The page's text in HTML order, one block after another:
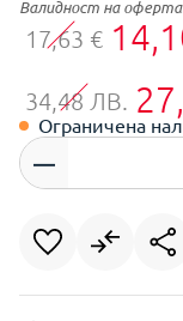
Валидност на
17,63 €
34,48 ЛВ.
Ограничена